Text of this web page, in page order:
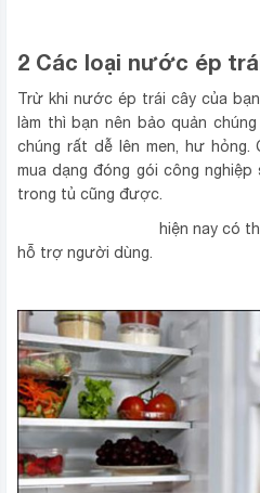
2 Các loại nước ép
Trừ khi nước ép trái cây của
làm thì bạn nên bảo quản
chúng rất dễ lên men, hư
mua dạng đóng gói công
trong tủ cũng được.
hiện nay có
hỗ trợ người dùng.